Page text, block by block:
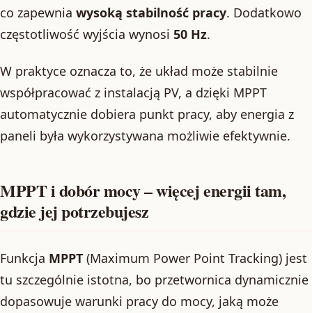
co zapewnia wysoką stabilność pracy. Dodatkowo
częstotliwość wyjścia wynosi 50 Hz.
W praktyce oznacza to, że układ może stabilnie
współpracować z instalacją PV, a dzięki MPPT
automatycznie dobiera punkt pracy, aby energia z
paneli była wykorzystywana możliwie efektywnie.
MPPT i dobór mocy – więcej energii tam,
gdzie jej potrzebujesz
Funkcja MPPT (Maximum Power Point Tracking) jest
tu szczególnie istotna, bo przetwornica dynamicznie
dopasowuje warunki pracy do mocy, jaką może